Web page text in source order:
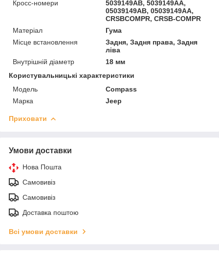
Кросс-номери
5039149AB, 5039149AA,
05039149AB, 05039149AA,
CRSBCOMPR, CRSB-COMPR
Матеріал
Гума
Місце встановлення
Задня, Задня права, Задня
ліва
Внутрішній діаметр
18 мм
Користувальницькі характеристики
Модель
Compass
Марка
Jeep
Приховати
Умови доставки
Нова Пошта
Самовивіз
Самовивіз
Доставка поштою
Всі умови доставки